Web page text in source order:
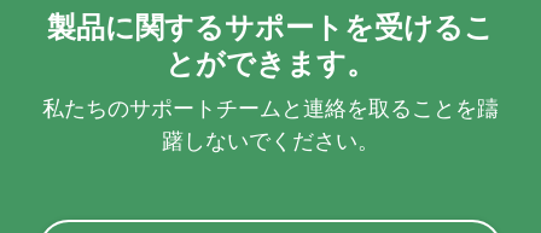
製品に関するサポートを受けるこ
とができます。
私たちのサポートチームと連絡を取ることを躊
躇しないでください。